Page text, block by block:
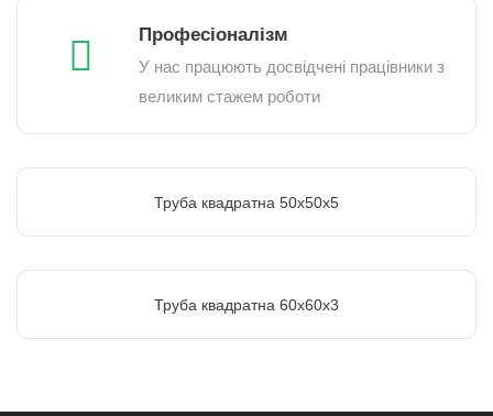
Професіоналізм
У нас працюють досвідчені працівники з
великим стажем роботи
Труба квадратна 50х50х5
Труба квадратна 60х60х3